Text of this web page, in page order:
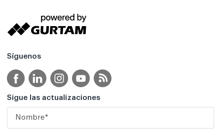
Síguenos
Sigue las actualizaciones